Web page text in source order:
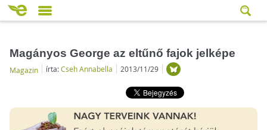
Magányos George az eltűnő fajok jelképe
Magazin írta:Cseh Annabella 2013/11/29